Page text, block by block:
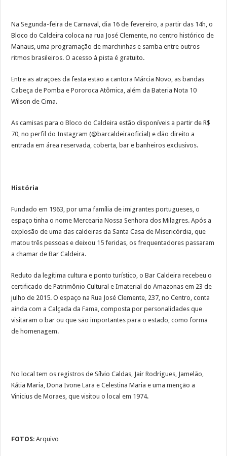
Na Segunda-feira de Carnaval, dia 16 de fevereiro, a partir das 14h, o
Bloco do Caldeira coloca na rua José Clemente, no centro histórico de
Manaus, uma programação de marchinhas e samba entre outros
ritmos brasileiros. O acesso à pista é gratuito.
Entre as atrações da festa estão a cantora Márcia Novo, as bandas
Cabeça de Pomba e Pororoca Atômica, além da Bateria Nota 10
Wilson de Cima.
As camisas para o Bloco do Caldeira estão disponíveis a partir de R$
70, no perfil do Instagram (@barcaldeiraoficial) e dão direito a
entrada em área reservada, coberta, bar e banheiros exclusivos.
História
Fundado em 1963, por uma família de imigrantes portugueses, o
espaço tinha o nome Mercearia Nossa Senhora dos Milagres. Após a
explosão de uma das caldeiras da Santa Casa de Misericórdia, que
matou três pessoas e deixou 15 feridas, os frequentadores passaram
a chamar de Bar Caldeira.
Reduto da legítima cultura e ponto turístico, o Bar Caldeira recebeu o
certificado de Patrimônio Cultural e Imaterial do Amazonas em 23 de
julho de 2015. O espaço na Rua José Clemente, 237, no Centro, conta
ainda com a Calçada da Fama, composta por personalidades que
visitaram o bar ou que são importantes para o estado, como forma
de homenagem.
No local tem os registros de Sílvio Caldas, Jair Rodrigues, Jamelão,
Kátia Maria, Dona Ivone Lara e Celestina Maria e uma menção a
Vinicius de Moraes, que visitou o local em 1974.
FOTOS: Arquivo